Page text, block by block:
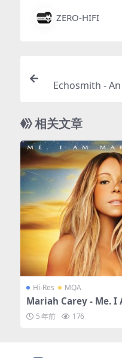
ZERO-HIFI
Echosmith -
相关文章
Hi-Res MQA
Mariah Carey - Me. I
ariah…The Elusive
use (Deluxe)（2014/
5 年前 176